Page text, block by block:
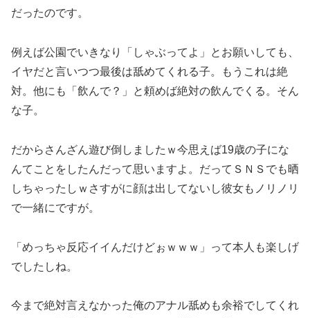
だったのです。
例えば公園でいきなり「しゃぶってよ」とお願いしても、
イヤだと言いつつ最後は舐めてくれる子。もうこれは絶
対。他にも「飲んで？」と頼めば絶対の飲んでくる。そん
な子。
だからさんざん遊び倒しましたｗ今思えば19歳の子にな
んてことをしたんだって思いますよ。だってＳＮＳでも晒
しちゃったしｗさすがに顔は出してないし彼女もノリノリ
で一緒にですが。
「めっちゃ反応イイんだけどぉｗｗｗ」って本人も楽しげ
でしたしね。
今まで絶対言えなかった俺のアナル舐めも余裕でしてくれ